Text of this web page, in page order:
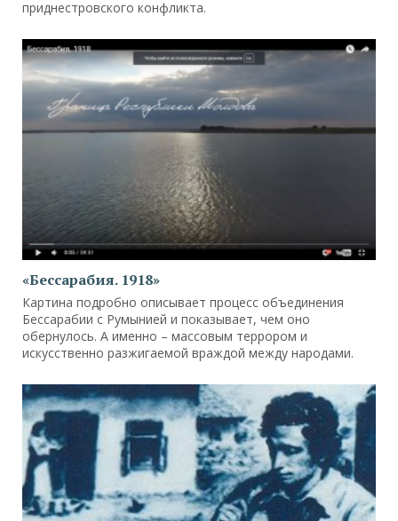
приднестровского конфликта.
«Бессарабия. 1918»
Картина подробно описывает процесс объединения
Бессарабии с Румынией и показывает, чем оно
обернулось. А именно – массовым террором и
искусственно разжигаемой враждой между народами.